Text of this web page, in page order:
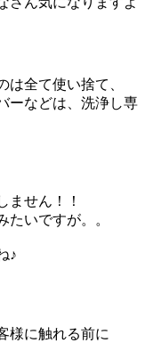
全て使い捨て、
ーなどは、洗浄し専
ません！！
たいですが。。
♪
様に触れる前に